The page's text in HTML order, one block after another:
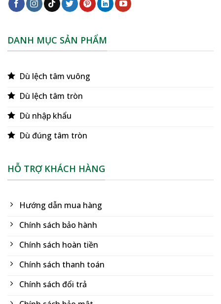
DANH MỤC SẢN PHẨM
Dù lệch tâm vuông
Dù lệch tâm tròn
Dù nhập khẩu
Dù đúng tâm tròn
HỖ TRỢ KHÁCH HÀNG
Hướng dẫn mua hàng
Chính sách bảo hành
Chính sách hoàn tiền
Chính sách thanh toán
Chính sách đổi trả